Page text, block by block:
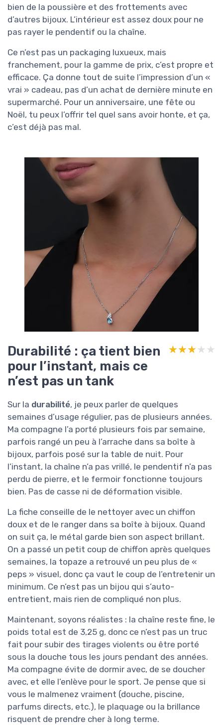
bien de la poussière et des frottements avec
d’autres bijoux. L’intérieur est assez doux pour ne
pas rayer le pendentif ou la chaîne.
Ce n’est pas un packaging luxueux, mais
franchement, pour la gamme de prix, c’est propre et
efficace. Ça donne tout de suite l’impression d’un «
vrai » cadeau, pas d’un achat de dernière minute en
supermarché. Pour un anniversaire, une fête ou
Noël, tu peux l’offrir tel quel sans avoir honte, et ça,
c’est déjà pas mal.
Durabilité : ça tient bien
pour l’instant, mais ce
n’est pas un tank
★★★★★
★★★★★
Sur la durabilité, je peux parler de quelques
semaines d’usage régulier, pas de plusieurs années.
Ma compagne l’a porté plusieurs fois par semaine,
parfois rangé un peu à l’arrache dans sa boîte à
bijoux, parfois posé sur la table de nuit. Pour
l’instant, la chaîne n’a pas vrillé, le pendentif n’a pas
perdu de pierre, et le fermoir fonctionne toujours
bien. Pas de casse ni de déformation visible.
La fiche conseille de le nettoyer avec un chiffon
doux et de le ranger dans sa boîte à bijoux. Quand
on suit ça, le métal garde bien son aspect brillant.
On a passé un petit coup de chiffon après quelques
semaines, la topaze a retrouvé un peu plus de «
peps » visuel, donc ça vaut le coup de l’entretenir un
minimum. Ce n’est pas un bijou qui s’auto-
entretient, mais rien de compliqué non plus.
Maintenant, soyons réalistes : la chaîne reste fine, le
poids total est de 3,25 g, donc ce n’est pas un truc
fait pour subir des tirages violents ou être porté
sous la douche tous les jours pendant des années.
Ma compagne évite de dormir avec, de se doucher
avec, et elle l’enlève pour le sport. Je pense que si
vous le malmenez vraiment (douche, piscine,
parfums directs, etc.), le plaquage ou la brillance
risquent de prendre cher à long terme.